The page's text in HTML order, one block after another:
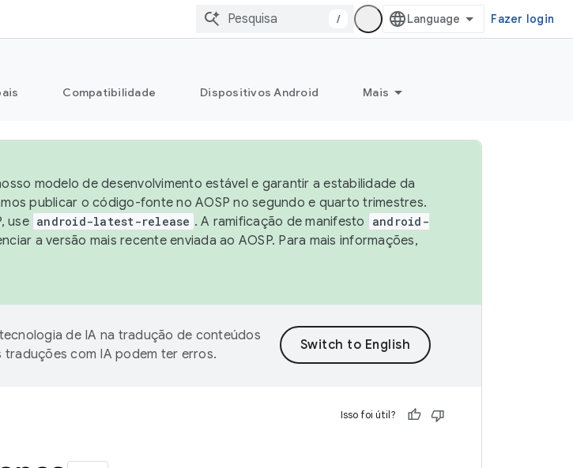
/ Fazer login
Compatibilidade Dispositivos Android Mais
modelo de desenvolvimento estável e garantir a estabilidade da
publicar o código-fonte no AOSP no segundo e quarto trimestres.
use android-latest-release . A ramificação de manifesto
android-
a versão mais recente enviada ao AOSP. Para mais informações,
de IA na tradução de conteúdos
com IA podem ter erros.
Isso foi útil?